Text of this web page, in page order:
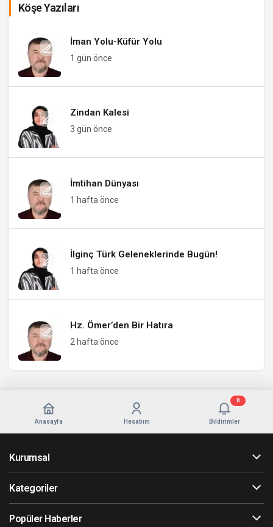
Köşe Yazıları
İman Yolu-Küfür Yolu
1 gün önce
Zindan Kalesi
3 gün önce
İmtihan Dünyası
1 hafta önce
İlginç Türk Geleneklerinde Bugün!
1 hafta önce
Hz. Ömer’den Bir Hatıra
2 hafta önce
Anasayfa Hesabım Bildirimler
0
Kurumsal
Kategoriler
Popüler Haberler